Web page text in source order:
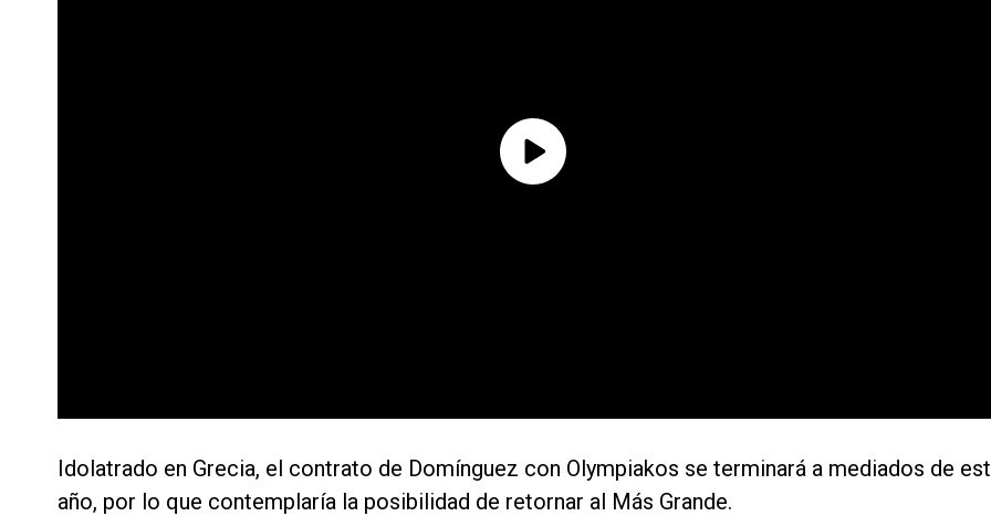
Idolatrado en Grecia, el contrato de Domínguez con Olympiakos se terminará a mediados de
año, por lo que contemplaría la posibilidad de retornar al Más Grande.